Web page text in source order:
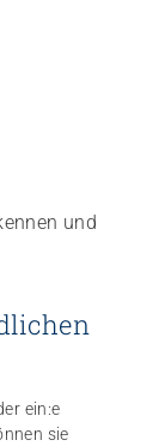
mit
ein:e
sie